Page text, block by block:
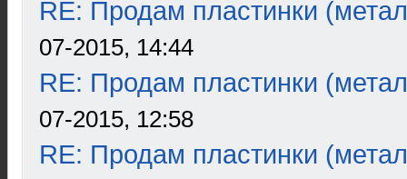
RE: Продам пластинки
07-2015, 14:44
RE: Продам пластинки
07-2015, 12:58
RE: Продам пластинки